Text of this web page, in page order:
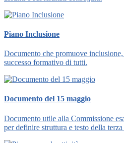
Piano Inclusione
Documento che promuove
successo formativo di tutti.
Documento del 15 maggio
Documento utile alla Commissione
per definire struttura e testo della